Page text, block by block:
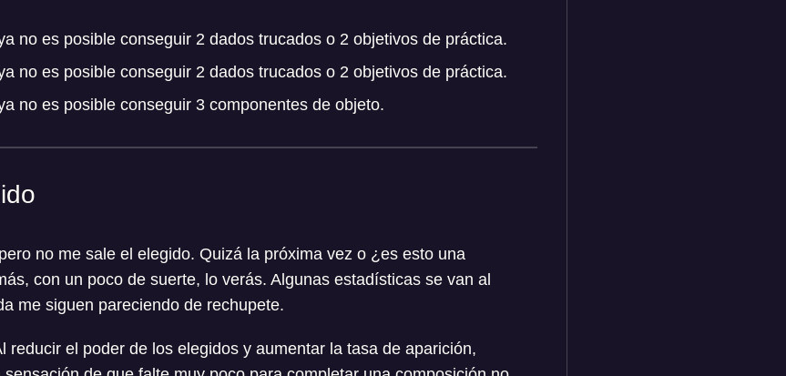
no es posible conseguir 2 dados trucados o 2 objetivos de práctica.
no es posible conseguir 2 dados trucados o 2 objetivos de práctica.
no es posible conseguir 3 componentes de objeto.
no me sale el elegido. Quizá la próxima vez o ¿es esto una
con un poco de suerte, lo verás. Algunas estadísticas se van al
me siguen pareciendo de rechupete.
reducir el poder de los elegidos y aumentar la tasa de aparición,